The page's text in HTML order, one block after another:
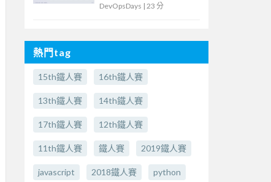
DevOpsDays | 23 分
熱門tag
15th鐵人賽 16th鐵人賽
13th鐵人賽 14th鐵人賽
17th鐵人賽 12th鐵人賽
11th鐵人賽 鐵人賽 2019鐵人賽
javascript 2018鐵人賽 python